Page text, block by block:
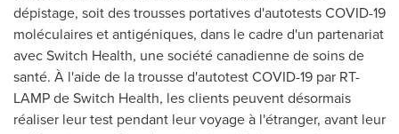
dépistage, soit des trousses portatives d'autotests COVID-19
moléculaires et antigéniques, dans le cadre d'un partenariat
avec Switch Health, une société canadienne de soins de
santé. À l'aide de la trousse d'autotest COVID-19 par RT-
LAMP de Switch Health, les clients peuvent désormais
réaliser leur test pendant leur voyage à l'étranger, avant leur